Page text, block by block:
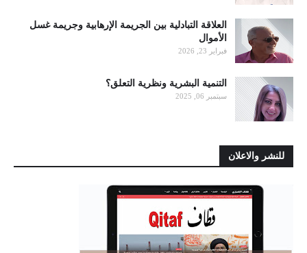
العلاقة التبادلية بين الجريمة الإرهابية وجريمة غسل
الأموال
فبراير 23, 2026
التنمية البشرية ونظرية التعلق؟
سبتمبر 06, 2025
للنشر والاعلان